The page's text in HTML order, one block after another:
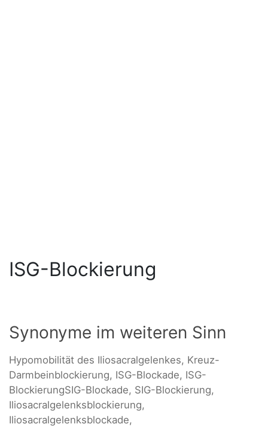
ISG-Blockierung
Synonyme im weiteren Sinn
Hypomobilität des Iliosacralgelenkes, Kreuz-
Darmbeinblockierung, ISG-Blockade, ISG-
BlockierungSIG-Blockade, SIG-Blockierung,
Iliosacralgelenksblockierung,
Iliosacralgelenksblockade,